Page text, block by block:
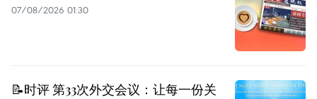
07/08/2026 01:30
📝时评 第33次外交会议：让每一份关